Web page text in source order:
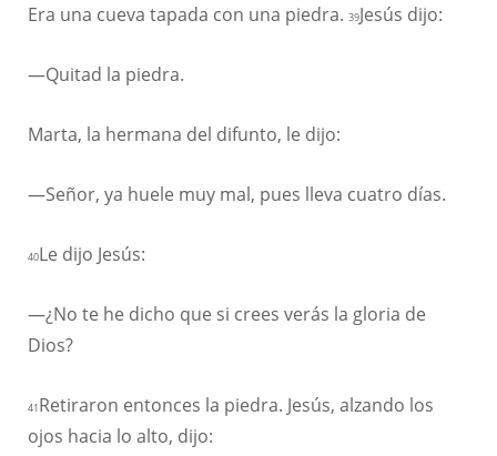
Era una cueva tapada con una piedra. 39Jesús dijo:
—Quitad la piedra.
Marta, la hermana del difunto, le dijo:
—Señor, ya huele muy mal, pues lleva cuatro días.
40Le dijo Jesús:
—¿No te he dicho que si crees verás la gloria de
Dios?
41 Retiraron entonces la piedra. Jesús, alzando los
ojos hacia lo alto, dijo: